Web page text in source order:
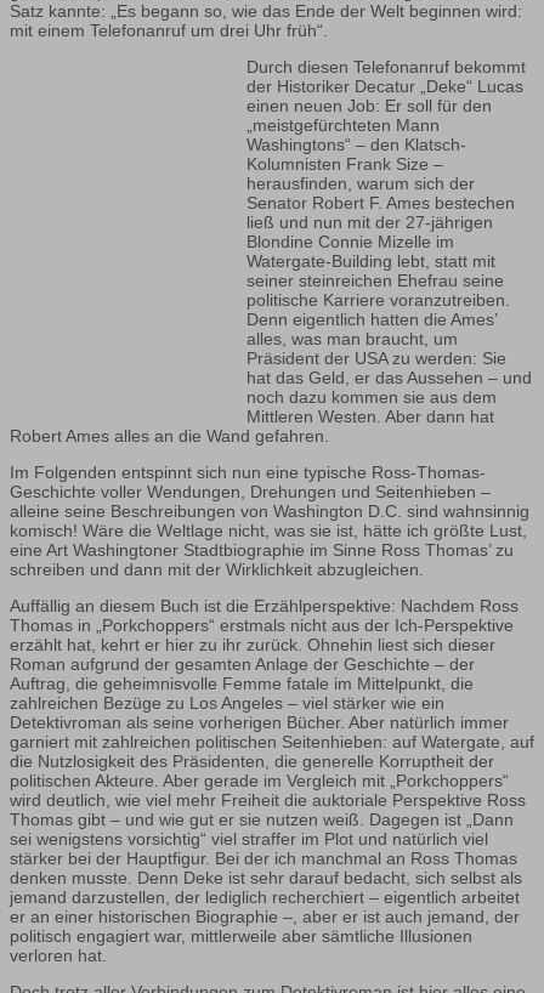
Satz kannte: „Es begann so, wie das Ende der Welt beginnen wird:
mit einem Telefonanruf um drei Uhr früh“.
Durch diesen Telefonanruf bekommt
der Historiker Decatur „Deke“ Lucas
einen neuen Job: Er soll für den
„meistgefürchteten Mann
Washingtons“ – den Klatsch-
Kolumnisten Frank Size –
herausfinden, warum sich der
Senator Robert F. Ames bestechen
ließ und nun mit der 27-jährigen
Blondine Connie Mizelle im
Watergate-Building lebt, statt mit
seiner steinreichen Ehefrau seine
politische Karriere voranzutreiben.
Denn eigentlich hatten die Ames’
alles, was man braucht, um
Präsident der USA zu werden: Sie
hat das Geld, er das Aussehen – und
noch dazu kommen sie aus dem
Mittleren Westen. Aber dann hat
Robert Ames alles an die Wand gefahren.
Im Folgenden entspinnt sich nun eine typische Ross-Thomas-
Geschichte voller Wendungen, Drehungen und Seitenhieben –
alleine seine Beschreibungen von Washington D.C. sind wahnsinnig
komisch! Wäre die Weltlage nicht, was sie ist, hätte ich größte Lust,
eine Art Washingtoner Stadtbiographie im Sinne Ross Thomas’ zu
schreiben und dann mit der Wirklichkeit abzugleichen.
Auffällig an diesem Buch ist die Erzählperspektive: Nachdem Ross
Thomas in „Porkchoppers“ erstmals nicht aus der Ich-Perspektive
erzählt hat, kehrt er hier zu ihr zurück. Ohnehin liest sich dieser
Roman aufgrund der gesamten Anlage der Geschichte – der
Auftrag, die geheimnisvolle Femme fatale im Mittelpunkt, die
zahlreichen Bezüge zu Los Angeles – viel stärker wie ein
Detektivroman als seine vorherigen Bücher. Aber natürlich immer
garniert mit zahlreichen politischen Seitenhieben: auf Watergate, auf
die Nutzlosigkeit des Präsidenten, die generelle Korruptheit der
politischen Akteure. Aber gerade im Vergleich mit „Porkchoppers“
wird deutlich, wie viel mehr Freiheit die auktoriale Perspektive Ross
Thomas gibt – und wie gut er sie nutzen weiß. Dagegen ist „Dann
sei wenigstens vorsichtig“ viel straffer im Plot und natürlich viel
stärker bei der Hauptfigur. Bei der ich manchmal an Ross Thomas
denken musste. Denn Deke ist sehr darauf bedacht, sich selbst als
jemand darzustellen, der lediglich recherchiert – eigentlich arbeitet
er an einer historischen Biographie –, aber er ist auch jemand, der
politisch engagiert war, mittlerweile aber sämtliche Illusionen
verloren hat.